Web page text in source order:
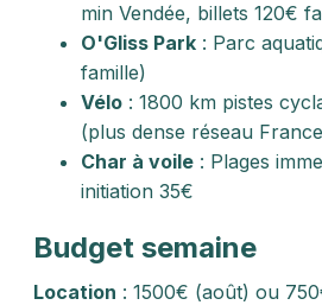
min Vendée, billets 120€
O'Gliss Park : Parc
famille)
Vélo : 1800 km pistes
(plus dense réseau
Char à voile : Plages
initiation 35€
Budget semaine
Location : 1500€ (août) ou